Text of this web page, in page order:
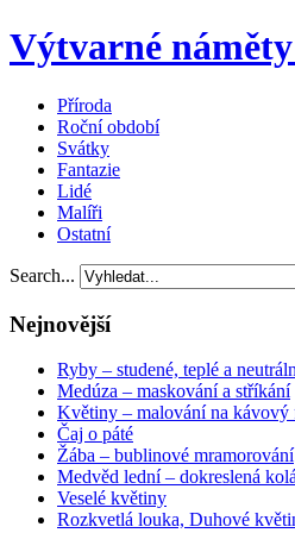
Výtvarné
Příroda
Roční období
Svátky
Fantazie
Lidé
Malíři
Ostatní
Search...
Nejnovější
Ryby – studené, teplé a
Medúza – maskování a stříkání
Květiny – malování na kávový
Čaj o páté
Žába – bublinové mramorování
Medvěd lední – dokreslená
Veselé květiny
Rozkvetlá louka, Duhové